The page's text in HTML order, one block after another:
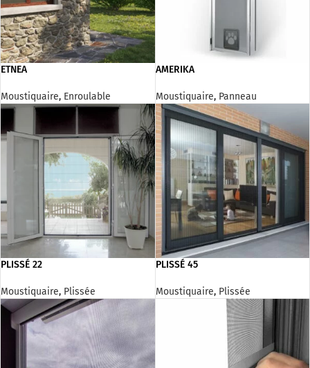
ETNEA
Moustiquaire, Enroulable
AMERIKA
Moustiquaire, Panneau
PLISSÉ 22
Moustiquaire, Plissée
PLISSÉ 45
Moustiquaire, Plissée